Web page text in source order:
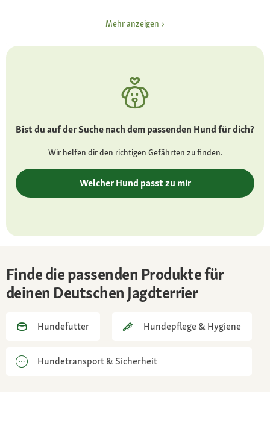
klein, abgekippt, eng anliegend
stets rot/schwarz-gefärbt mit robustem,
glattem Fell
Besonderheiten:
sehr starker Jagdtrieb verbunden mit
Charakter
selbständig, jagdverrückt
Gesundheit:
sehr robuste Rasse, kaum bekannte
Erbkrankheiten außer die bei kleinen Hunden
Mehr anzeigen
Bist du auf der Suche nach dem passenden Hund für dich?
Wir helfen dir den richtigen Gefährten zu finden.
Welcher Hund passt zu mir
Finde die passenden Produkte für
deinen Deutschen Jagdterrier
Hundefutter Hundepflege & Hygiene
Hundetransport & Sicherheit